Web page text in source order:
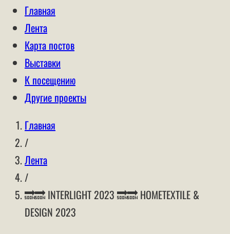
Главная
Лента
Карта постов
Выставки
К посещению
Другие проекты
Главная
/
Лента
/
🔜🔜 INTERLIGHT 2023 🔜🔜 HOMETEXTILE &
DESIGN 2023